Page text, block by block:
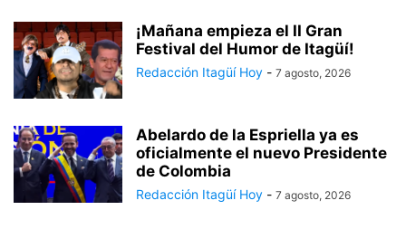
¡Mañana empieza el II Gran
Festival del Humor de Itagüí!
Redacción Itagüí Hoy - 7 agosto, 2026
Abelardo de la Espriella ya es
oficialmente el nuevo Presidente
de Colombia
Redacción Itagüí Hoy - 7 agosto, 2026